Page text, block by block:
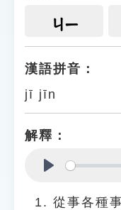
遊戲專區
貓頭鷹博士
ㄐㄧ
漢語拼音：
jī jīn
解釋：
從事各種